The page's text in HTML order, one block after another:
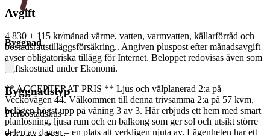
Avgift
4 830 + 115 kr/månad värme, vatten, varmvatten, källarförråd och
bostadsrättstilläggsförsäkring.. Angiven pluspost efter månadsavgift
avser obligatoriska tillägg för Internet. Beloppet redovisas även som
driftskostnad under Ekonomi.
** ACCEPTERAT PRIS ** Ljus och välplanerad 2:a på
Veckovägen 44. Välkommen till denna trivsamma 2:a på 57 kvm,
belägen högst upp på våning 3 av 3. Här erbjuds ett hem med smart
planlösning, ljusa rum och en balkong som ger sol och utsikt större
delen av dagen – en plats att verkligen njuta av. Lägenheten har ett
Byggnad
Byggnadstyp
Flerbostadshus